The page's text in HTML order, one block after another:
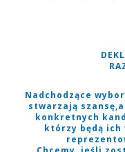
Nadchodzące
stwarzają
konkretnych
którzy będą ich